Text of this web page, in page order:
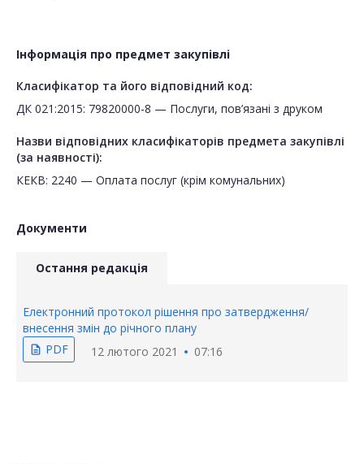
Інформація про предмет закупівлі
Класифікатор та його відповідний код:
ДК 021:2015: 79820000-8 — Послуги, пов’язані з друком
Назви відповідних класифікаторів предмета закупівлі
(за наявності):
КЕКВ: 2240 — Оплата послуг (крім комунальних)
Документи
Остання редакція
Електронний протокол рішення про затвердження/
внесення змін до річного плану
description PDF 12 лютого 2021 07:16